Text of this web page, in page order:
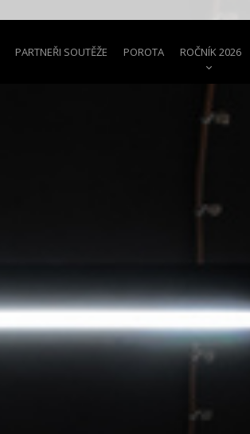
PARTNEŘI SOUTĚŽE POROTA ROČNÍK 2026